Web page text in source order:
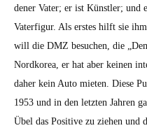
den­er Vater; er ist Kün­stler; und
Vater­fig­ur. Als erstes hil­ft sie
will die DMZ besuchen, die
Nord­ko­rea, er hat aber keinen
daher kein Auto mieten. Diese
1953 und in den let­zten Jahren
Übel das Pos­i­tive zu ziehen